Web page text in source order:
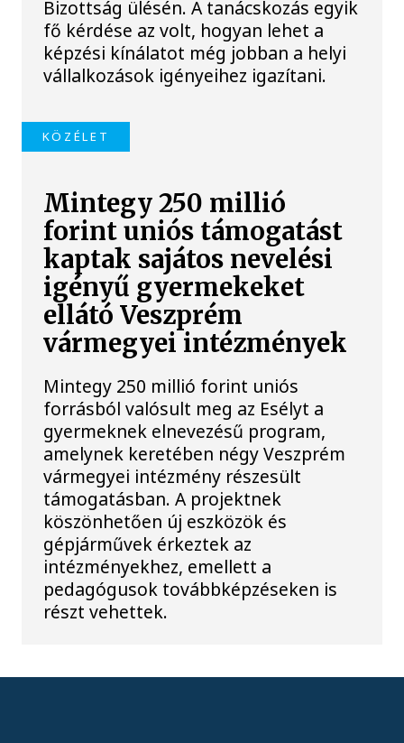
Bizottság ülésén. A tanácskozás egyik
fő kérdése az volt, hogyan lehet a
képzési kínálatot még jobban a helyi
vállalkozások igényeihez igazítani.
KÖZÉLET
Mintegy 250 millió
forint uniós támogatást
kaptak sajátos nevelési
igényű gyermekeket
ellátó Veszprém
vármegyei intézmények
Mintegy 250 millió forint uniós
forrásból valósult meg az Esélyt a
gyermeknek elnevezésű program,
amelynek keretében négy Veszprém
vármegyei intézmény részesült
támogatásban. A projektnek
köszönhetően új eszközök és
gépjárművek érkeztek az
intézményekhez, emellett a
pedagógusok továbbképzéseken is
részt vehettek.